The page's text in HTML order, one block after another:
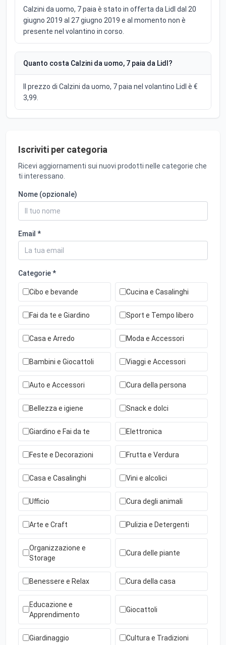
Calzini da uomo, 7 paia è stato in offerta da Lidl dal 20
giugno 2019 al 27 giugno 2019 e al momento non è
presente nel volantino in corso.
Quanto costa Calzini da uomo, 7 paia da Lidl?
Il prezzo di Calzini da uomo, 7 paia nel volantino Lidl è €
3,99.
Iscriviti per categoria
Ricevi aggiornamenti sui nuovi prodotti nelle categorie che
ti interessano.
Nome (opzionale)
Email *
Categorie *
Cibo e bevande Cucina e Casalinghi
Fai da te e Giardino Sport e Tempo libero
Casa e Arredo Moda e Accessori
Bambini e Giocattoli Viaggi e Accessori
Auto e Accessori Cura della persona
Bellezza e igiene Snack e dolci
Giardino e Fai da te Elettronica
Feste e Decorazioni Frutta e Verdura
Casa e Casalinghi Vini e alcolici
Ufficio Cura degli animali
Arte e Craft Pulizia e Detergenti
Organizzazione e
Storage
Cura delle piante
Benessere e Relax Cura della casa
Educazione e
Apprendimento
Giocattoli
Giardinaggio Cultura e Tradizioni